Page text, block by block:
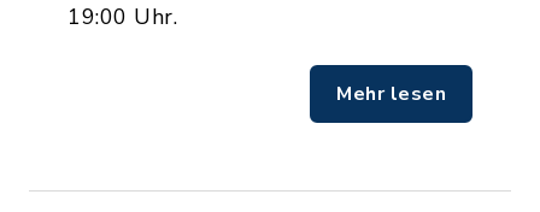
19:00 Uhr.
Mehr lesen